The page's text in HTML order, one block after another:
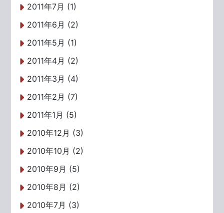
2011年7月 (1)
2011年6月 (2)
2011年5月 (1)
2011年4月 (2)
2011年3月 (4)
2011年2月 (7)
2011年1月 (5)
2010年12月 (3)
2010年10月 (2)
2010年9月 (5)
2010年8月 (2)
2010年7月 (3)